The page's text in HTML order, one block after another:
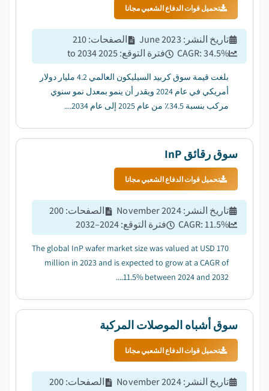
تحميل قوات الدفاع الشعبي مجانا
تاريخ النشر :
June 2023 الصفحات:
210
CAGR:34.5% فترة التوقع:
2025 to 2034
بلغت قيمة سوق كربيد السيليكون العالمي 4.2 مليار دولار
أمريكي في عام 2024 ويقدر أن ينمو بمعدل نمو سنوي
مركب بنسبة 34.5٪ من عام 2025 إلى عام 2034....
سوق رقائق InP
تحميل قوات الدفاع الشعبي مجانا
تاريخ النشر :
November 2024 الصفحات:
200
CAGR:11.5% فترة التوقع:
2024–2032
The global InP wafer market size was valued at USD 170
million in 2023 and is expected to grow at a CAGR of
11.5% between 2024 and 2032....
سوق أشباه الموصلات المركبة
تحميل قوات الدفاع الشعبي مجانا
تاريخ النشر :
November 2024 الصفحات:
200